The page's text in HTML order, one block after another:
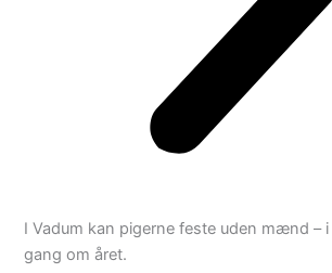
I Vadum kan pigerne feste uden mænd –
gang om året.